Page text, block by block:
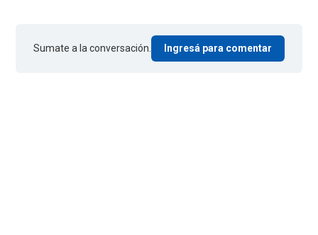
Sumate a la conversación. Ingresá para comentar